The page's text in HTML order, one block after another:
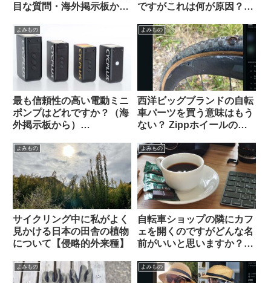
目な質問・海外掲示板か
ですがこれは何が原因？
よみもの
最も信頼性の高い電動ミニ
ポンプはどれですか？（海
外掲示板から）
Silca / Fanttik / Trek /
Fumpa Pumpa】
よみもの
西洋ビッグブランドの自転
車パーツを買う意味はもう
ない？ Zippホイールの生
の経緯報告が大きい話題に
よみもの
サイクリング中に私がよく
見かける日本の田舎の植物
について【侵略的外来種】
よみもの
自転車ショップの隣にカフ
ェを開くのですがどんな名
前がいいと思いますか？
よみもの よみもの